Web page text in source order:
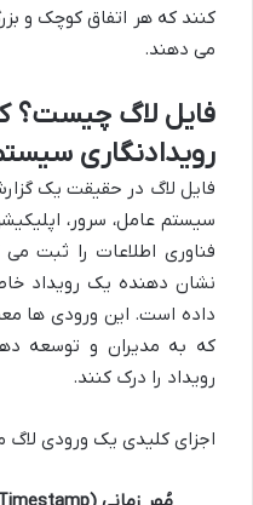
کنند که هر اتفاق کوچک و
می دهند.
فایل لاگ چیست؟
رویدادنگاری
فایل لاگ در حقیقت یک
سیستم عامل، سرور،
فناوری اطلاعات را ثبت
نشان دهنده یک رویداد
داده است. این ورودی ها
که به مدیران و توسعه
رویداد را درک کنند.
اجزای کلیدی یک ورودی لاگ